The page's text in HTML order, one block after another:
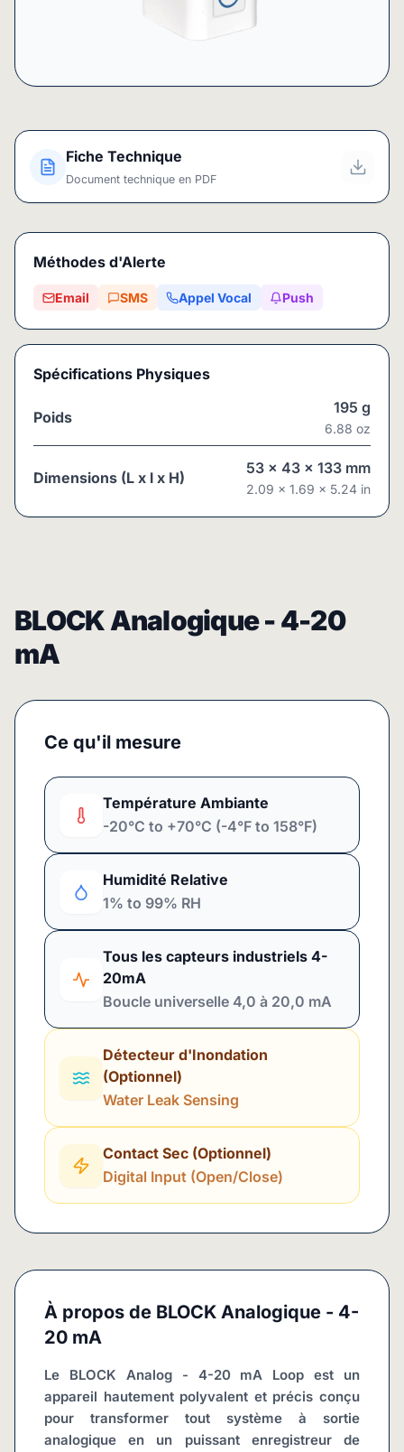
Fiche Technique
Document technique en PDF
Méthodes d'Alerte
Email SMS Appel Vocal Push
Spécifications Physiques
Poids
195 g
6.88 oz
Dimensions (L x l x H)
53 x 43 x 133 mm
2.09 x 1.69 x 5.24 in
BLOCK Analogique - 4-20
mA
Ce qu'il mesure
Température Ambiante
-20°C to +70°C (-4°F to 158°F)
Humidité Relative
1% to 99% RH
Tous les capteurs industriels 4-
20mA
Boucle universelle 4,0 à 20,0 mA
Détecteur d'Inondation
(Optionnel)
Water Leak Sensing
Contact Sec (Optionnel)
Digital Input (Open/Close)
À propos de BLOCK Analogique - 4-
20 mA
Le BLOCK Analog - 4-20 mA Loop est un
appareil hautement polyvalent et précis conçu
pour transformer tout système à sortie
analogique en un puissant enregistreur de